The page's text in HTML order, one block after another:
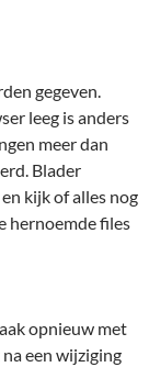
gegeven.
leeg is anders
meer dan
Blader
kijk of alles nog
hernoemde files
opnieuw met
een wijziging